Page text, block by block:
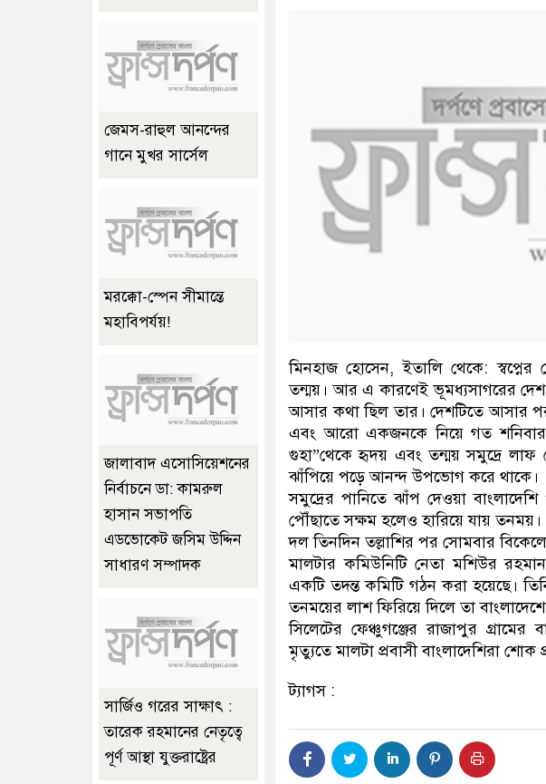
মিনহাজ হোসেন, ইতালি থেকে:
তন্ময়। আর এ কারণেই ভূমধ্যসাগরের
আসার কথা ছিল তার। দেশটিতে আসার
এবং আরো একজনকে নিয়ে গত শনিবার
গুহা”থেকে হৃদয় এবং তন্ময় সমুদ্রে লাফ
ঝাঁপিয়ে পড়ে আনন্দ উপভোগ করে থাকে।
সমুদ্রের পানিতে ঝাঁপ দেওয়া
পৌঁছাতে সক্ষম হলেও হারিয়ে যায় তনময়।
দল তিনদিন তল্লাশির পর সোমবার
মালটার কমিউনিটি নেতা মশিউর
একটি তদন্ত কমিটি গঠন করা হয়েছে।
তনময়ের লাশ ফিরিয়ে দিলে তা
সিলেটের ফেঞ্চুগঞ্জের রাজাপুর
মৃত্যুতে মালটা প্রবাসী বাংলাদেশিরা শোক
ট্যাগস :
জেমস-রাহুল আনন্দের
গানে মুখর সার্সেল
মরক্কো-স্পেন সীমান্তে
মহাবিপর্যয়!
জালাবাদ এসোসিয়েশনের
নির্বাচনে ডা: কামরুল
হাসান সভাপতি
এডভোকেট জসিম উদ্দিন
সাধারণ সম্পাদক
সার্জিও গরের সাক্ষাৎ :
তারেক রহমানের নেতৃত্বে
পূর্ণ আস্থা যুক্তরাষ্ট্রের